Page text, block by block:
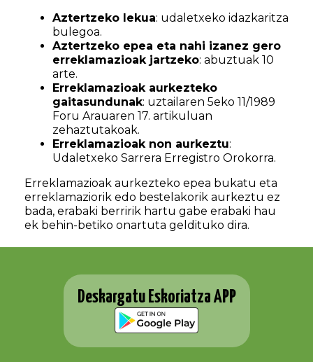
Aztertzeko lekua: udaletxeko idazkaritza
bulegoa.
Aztertzeko epea eta nahi izanez gero
erreklamazioak jartzeko: abuztuak 10
arte.
Erreklamazioak aurkezteko
gaitasundunak: uztailaren 5eko 11/1989
Foru Arauaren 17. artikuluan
zehaztutakoak.
Erreklamazioak non aurkeztu:
Udaletxeko Sarrera Erregistro Orokorra.
Erreklamazioak aurkezteko epea bukatu eta
erreklamaziorik edo bestelakorik aurkeztu ez
bada, erabaki berririk hartu gabe erabaki hau
ek behin-betiko onartuta geldituko dira.
Deskargatu Eskoriatza APP